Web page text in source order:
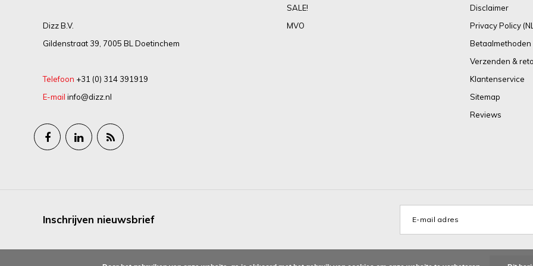
Dizz B.V.
Gildenstraat 39, 7005 BL Doetinchem
Telefoon +31 (0) 314 391919
E-mail info@dizz.nl
SALE!
MVO
Disclaimer
Privacy Policy
Betaalmethoden
Verzenden &
Klantenservice
Sitemap
Reviews
Inschrijven nieuwsbrief